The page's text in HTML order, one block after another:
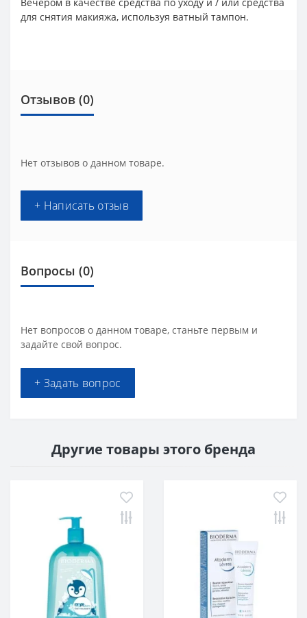
для снятия макияжа, используя ватный тампон.
Отзывов (0)
Нет отзывов о данном товаре.
+ Написать отзыв
Вопросы (0)
Нет вопросов о данном товаре, станьте первым и
задайте свой вопрос.
+ Задать вопрос
Другие товары этого бренда